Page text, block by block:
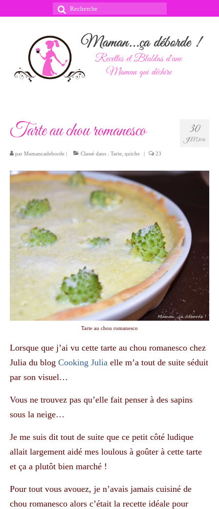
Rechercher
30
JAN 2016
Tarte au chou romanesco
par Mamancadeborde | Classé dans : Tarte, quiche | 23
Tarte au chou romanesco
Lorsque que j’ai vu cette tarte au chou romanesco chez
Julia du blog Cooking Julia elle m’a tout de suite séduit
par son visuel…
Vous ne trouvez pas qu’elle fait penser à des sapins
sous la neige…
Je me suis dit tout de suite que ce petit côté ludique
allait largement aidé mes loulous à goûter à cette tarte
et ça a plutôt bien marché !
Pour tout vous avouez, je n’avais jamais cuisiné de
chou romanesco alors c’était la recette idéale pour